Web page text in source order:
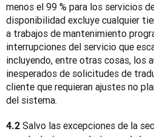
menos el 99 % para los servicios
disponibilidad excluye cualquier
a trabajos de mantenimiento
interrupciones del servicio que
incluyendo, entre otras cosas, los
inesperados de solicitudes de
cliente que requieran ajustes no
del sistema.
4.2 Salvo las excepciones de la